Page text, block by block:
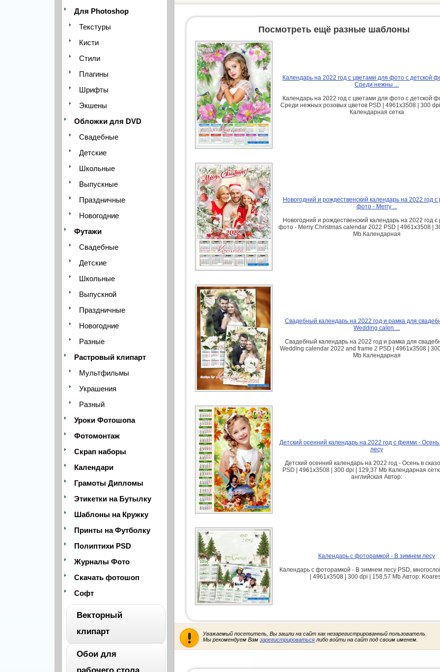
Для Photoshop
Текстуры
Кисти
Стили
Плагины
Шрифты
Экшены
Обложки для DVD
Свадебные
Детские
Школьные
Выпускные
Праздничные
Новогодние
Футажи
Свадебные
Детские
Школьные
Выпускной
Праздничные
Новогодние
Разные
Растровый клипарт
Мультфильмы
Украшения
Разный
Уроки Фотошопа
Фотомонтаж
Скрап наборы
Календари
Грамоты Дипломы
Этикетки на Бутылку
Шаблоны на Кружку
Принты на Футболку
Полиптихи PSD
Журналы Фото
Скачать фотошоп
Софт
Векторный
клипарт
Обои для
Посмотреть ещё разные шаблоны
Календарь на 2022 год с цветами для фото с детской
Среди нежны ...
Календарь на 2022 год с цветами для фото с детской
Среди нежных розовых цветов PSD | 4961x3508 | 300
Календарная сетка
Новогодний и рождественский календарь на 2022 год с
фото - Merry ...
Новогодний и рождественский календарь на 2022 год с
фото - Merry Christmas calendar 2022 PSD | 4961x3508 |
Mb Календарная
Свадебный календарь на 2022 год и рамка для
Wedding calen ...
Свадебный календарь на 2022 год и рамка для
Wedding calendar 2022 and frame 2 PSD | 4961x3508 |
Mb Календарная
Детский осенний календарь на 2022 год с феями - Осень
лесу
Детский осенний календарь на 2022 год - Осень в
PSD | 4961x3508 | 300 dpi | 129,37 Mb Календарная
английская Автор:
Календарь с фоторамкой - В зимнем лесу
Календарь с фоторамкой - В зимнем лесу PSD,
| 4961x3508 | 300 dpi | 158,57 Mb Автор:
Уважаемый посетитель, Вы зашли на сайт как незарегистрированный пользователь.
Мы рекомендуем Вам зарегистрироваться либо войти на сайт под своим именем.